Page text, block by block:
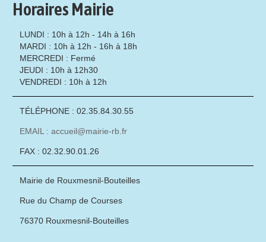
Horaires Mairie
LUNDI : 10h à 12h - 14h à 16h
MARDI : 10h à 12h - 16h à 18h
MERCREDI : Fermé
JEUDI : 10h à 12h30
VENDREDI : 10h à 12h
TÉLÉPHONE : 02.35.84.30.55
EMAIL : accueil@mairie-rb.fr
FAX : 02.32.90.01.26
Mairie de Rouxmesnil-Bouteilles
Rue du Champ de Courses
76370 Rouxmesnil-Bouteilles